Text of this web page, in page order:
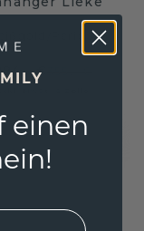
Peridot
€
einen